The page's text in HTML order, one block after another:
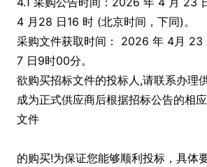
4 月28 日16 时 (北京时间，下同)。
采购文件获取时间： 2026 年 4月
7 日9时00分。
欲购买招标文件的投标人,请联系办理
成为正式供应商后根据招标公告的相
文件
的购买!为保证您能够顺利投标，具体